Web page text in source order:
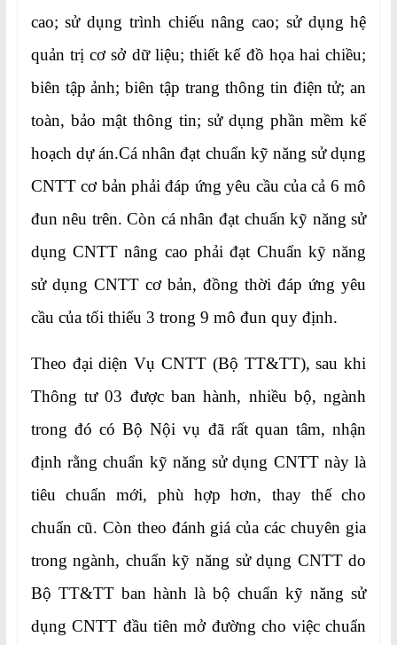
cao; sử dụng trình chiếu nâng cao; sử dụng hệ
quản trị cơ sở dữ liệu; thiết kế đồ họa hai chiều;
biên tập ảnh; biên tập trang thông tin điện tử; an
toàn, bảo mật thông tin; sử dụng phần mềm kế
hoạch dự án.Cá nhân đạt chuẩn kỹ năng sử dụng
CNTT cơ bản phải đáp ứng yêu cầu của cả 6 mô
đun nêu trên. Còn cá nhân đạt chuẩn kỹ năng sử
dụng CNTT nâng cao phải đạt Chuẩn kỹ năng
sử dụng CNTT cơ bản, đồng thời đáp ứng yêu
cầu của tối thiểu 3 trong 9 mô đun quy định.
Theo đại diện Vụ CNTT (Bộ TT&TT), sau khi
Thông tư 03 được ban hành, nhiều bộ, ngành
trong đó có Bộ Nội vụ đã rất quan tâm, nhận
định rằng chuẩn kỹ năng sử dụng CNTT này là
tiêu chuẩn mới, phù hợp hơn, thay thế cho
chuẩn cũ. Còn theo đánh giá của các chuyên gia
trong ngành, chuẩn kỹ năng sử dụng CNTT do
Bộ TT&TT ban hành là bộ chuẩn kỹ năng sử
dụng CNTT đầu tiên mở đường cho việc chuẩn